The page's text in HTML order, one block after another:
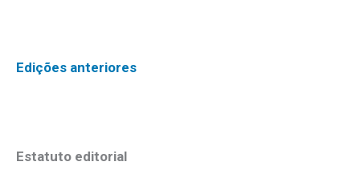
Edições anteriores
Estatuto editorial